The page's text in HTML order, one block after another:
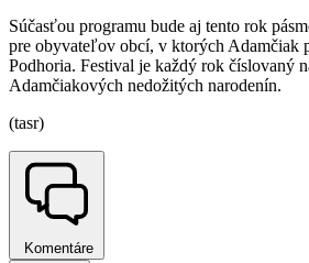
Súčasťou programu bude aj tento rok
pre obyvateľov obcí, v ktorých Adamčiak
Podhoria. Festival je každý rok číslovaný
Adamčiakových nedožitých narodenín.
(tasr)
Komentáre